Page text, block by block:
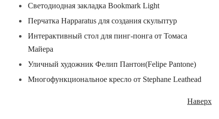
Светодиодная закладка Bookmark Light
Перчатка Happaratus для создания скульптур
Интерактивный стол для пинг-понга от Томаса
Майера
Уличный художник Фелип Пантон(Felipe Pantone)
Многофункциональное кресло от Stephane Leathead
Наверх